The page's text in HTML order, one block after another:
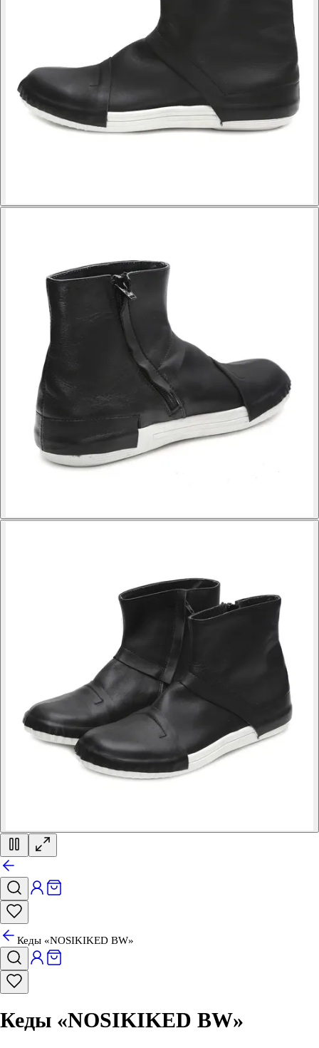
Кеды «NOSIKIKED BW»
Кеды «NOSIKIKED BW»